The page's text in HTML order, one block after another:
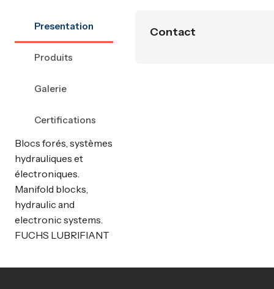
Presentation
Produits
Galerie
Certifications
Blocs forés, systèmes
hydrauliques et
électroniques.
Manifold blocks,
hydraulic and
electronic systems.
FUCHS LUBRIFIANT
Contact